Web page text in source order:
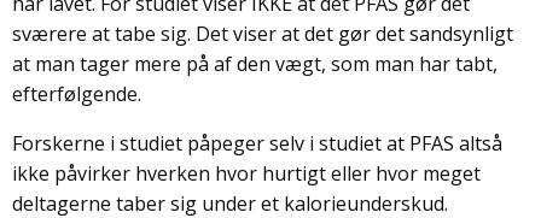
sværere at tabe sig. Det viser at det gør det sandsynligt
at man tager mere på af den vægt, som man har tabt,
efterfølgende.
Forskerne i studiet påpeger selv i studiet at PFAS altså
ikke påvirker hverken hvor hurtigt eller hvor meget
deltagerne taber sig under et kalorieunderskud.